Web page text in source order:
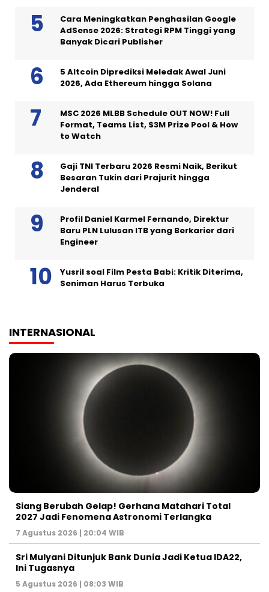
Cara Meningkatkan Penghasilan Google
AdSense 2026: Strategi RPM Tinggi yang
Banyak Dicari Publisher
5 Altcoin Diprediksi Meledak Awal Juni
2026, Ada Ethereum hingga Solana
MSC 2026 MLBB Schedule OUT NOW! Full
Format, Teams List, $3M Prize Pool & How
to Watch
Gaji TNI Terbaru 2026 Resmi Naik, Berikut
Besaran Tukin dari Prajurit hingga
Jenderal
Profil Daniel Karmel Fernando, Direktur
Baru PLN Lulusan ITB yang Berkarier dari
Engineer
Yusril soal Film Pesta Babi: Kritik Diterima,
Seniman Harus Terbuka
INTERNASIONAL
Siang Berubah Gelap! Gerhana Matahari Total
2027 Jadi Fenomena Astronomi Terlangka
7 Agustus 2026 | 20:04 WIB
Sri Mulyani Ditunjuk Bank Dunia Jadi Ketua IDA22,
Ini Tugasnya
5 Agustus 2026 | 08:03 WIB